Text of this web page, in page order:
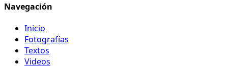
Navegación
Inicio
Fotografías
Textos
Videos